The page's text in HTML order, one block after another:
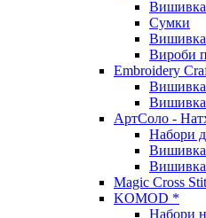
Вишивка
Сумки
Вишивка
Вироби
Embroidery
Вишивка
Вишивка
АртСоло -
Набори
Вишивка
Вишивка
Magic Cross
KOMOD *
Набори